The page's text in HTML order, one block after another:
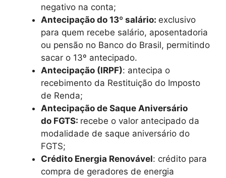
negativo na conta;
Antecipação do 13º salário: exclusivo
para quem recebe salário, aposentadoria
ou pensão no Banco do Brasil, permitindo
sacar o 13º antecipado.
Antecipação (IRPF): antecipa o
recebimento da Restituição do Imposto
de Renda;
Antecipação de Saque Aniversário
do FGTS: recebe o valor antecipado da
modalidade de saque aniversário do
FGTS;
Crédito Energia Renovável: crédito para
compra de geradores de energia